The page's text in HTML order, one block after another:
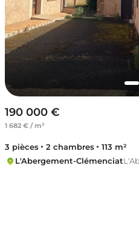
190 000 €
1 682 € / m²
3 pièces 2 chambres
113 m²
L'Abergement-Clémenciat